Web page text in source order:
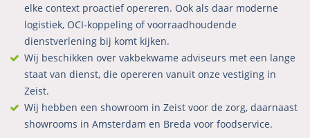
elke context proactief opereren. Ook als daar moderne
logistiek, OCI-koppeling of voorraadhoudende
dienstverlening bij komt kijken.
Wij beschikken over vakbekwame adviseurs met een lange
staat van dienst, die opereren vanuit onze vestiging in
Zeist.
Wij hebben een showroom in Zeist voor de zorg, daarnaast
showrooms in Amsterdam en Breda voor foodservice.